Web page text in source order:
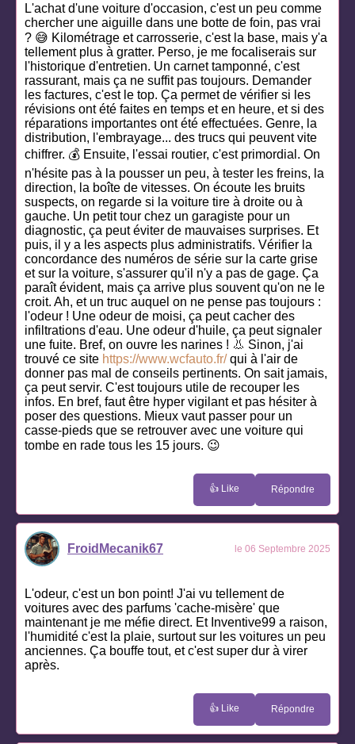
L'achat d'une voiture d'occasion, c'est un peu comme
chercher une aiguille dans une botte de foin, pas vrai
? 😅 Kilométrage et carrosserie, c'est la base, mais y'a
tellement plus à gratter. Perso, je me focaliserais sur
l'historique d'entretien. Un carnet tamponné, c'est
rassurant, mais ça ne suffit pas toujours. Demander
les factures, c'est le top. Ça permet de vérifier si les
révisions ont été faites en temps et en heure, et si des
réparations importantes ont été effectuées. Genre, la
distribution, l'embrayage... des trucs qui peuvent vite
chiffrer. 💰 Ensuite, l'essai routier, c'est primordial. On
n'hésite pas à la pousser un peu, à tester les freins, la
direction, la boîte de vitesses. On écoute les bruits
suspects, on regarde si la voiture tire à droite ou à
gauche. Un petit tour chez un garagiste pour un
diagnostic, ça peut éviter de mauvaises surprises. Et
puis, il y a les aspects plus administratifs. Vérifier la
concordance des numéros de série sur la carte grise
et sur la voiture, s'assurer qu'il n'y a pas de gage. Ça
paraît évident, mais ça arrive plus souvent qu'on ne le
croit. Ah, et un truc auquel on ne pense pas toujours :
l'odeur ! Une odeur de moisi, ça peut cacher des
infiltrations d'eau. Une odeur d'huile, ça peut signaler
une fuite. Bref, on ouvre les narines ! 👃 Sinon, j'ai
trouvé ce site https://www.wcfauto.fr/qui à l'air de
donner pas mal de conseils pertinents. On sait jamais,
ça peut servir. C'est toujours utile de recouper les
infos. En bref, faut être hyper vigilant et pas hésiter à
poser des questions. Mieux vaut passer pour un
casse-pieds que se retrouver avec une voiture qui
tombe en rade tous les 15 jours. 😉
👍 Like Répondre
FroidMecanik67 le 06 Septembre 2025
L'odeur, c'est un bon point! J'ai vu tellement de
voitures avec des parfums 'cache-misère' que
maintenant je me méfie direct. Et Inventive99 a raison,
l'humidité c'est la plaie, surtout sur les voitures un peu
anciennes. Ça bouffe tout, et c'est super dur à virer
après.
👍 Like Répondre